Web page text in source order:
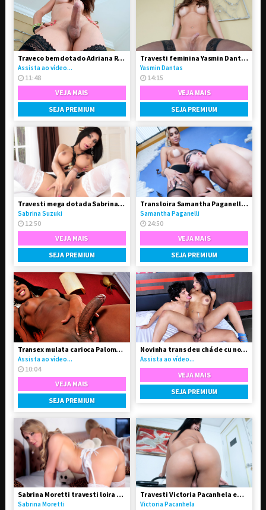
Traveco bem dotado Adriana Rodrigues
Assista ao vídeo...
11:48
VEJA MAIS
SEJA PREMIUM
Travesti feminina Yasmin Dantas se exibindo na live
Yasmin Dantas
14:15
VEJA MAIS
SEJA PREMIUM
Travesti mega dotada Sabrina Suzuki em vídeo solo
Sabrina Suzuki
12:50
VEJA MAIS
SEJA PREMIUM
Trans loira Samantha Paganelli fodeu seu amigo passivo
Samantha Paganelli
24:50
VEJA MAIS
SEJA PREMIUM
Transex mulata carioca Paloma Dbiath
Assista ao vídeo...
10:04
VEJA MAIS
SEJA PREMIUM
Novinha trans deu chá de cu no seu namorado
Assista ao vídeo...
VEJA MAIS
SEJA PREMIUM
Sabrina Moretti travesti loira super feminina
Sabrina Moretti
Travesti Victoria Pacanhela em vídeo solo
Victoria Pacanhela